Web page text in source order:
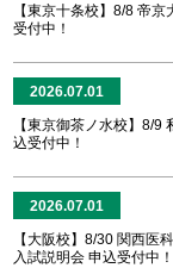
【東京十条校】8/8 帝
受付中！
2026.07.01
【東京御茶ノ水校】8/9
込受付中！
2026.07.01
【大阪校】8/30 関西医
入試説明会 申込受付中！